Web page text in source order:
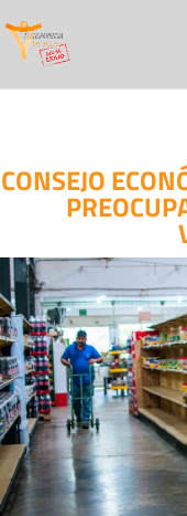
CONSEJO